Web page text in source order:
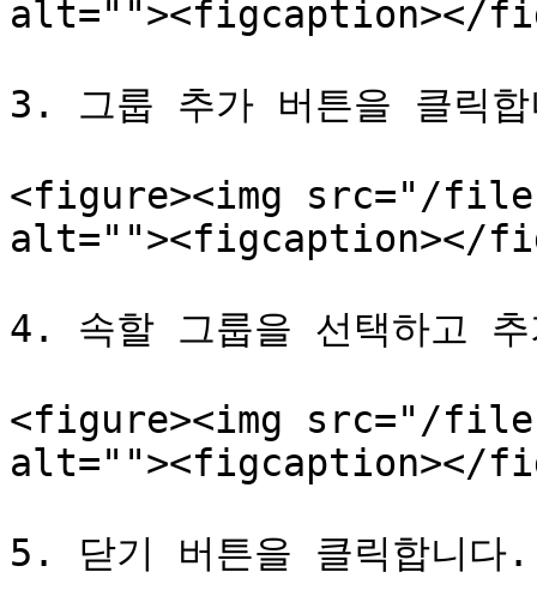
alt=""><figcaption></
3. 그룹 추가 버튼을 클릭
<figure><img src="/files/
alt=""><figcaption></
4. 속할 그룹을 선택하고
<figure><img src="/files/
alt=""><figcaption></
5. 닫기 버튼을 클릭합니다.